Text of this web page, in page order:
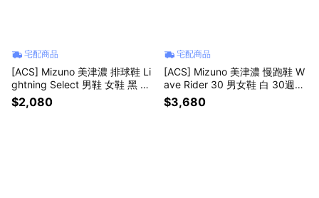
宅配商品
[ACS] Mizuno 美津濃 排球鞋 Li
ghtning Select 男鞋 女鞋 黑 包
覆 支撐 運動鞋 V1GA2670-82
$2,080
宅配商品
[ACS] Mizuno 美津濃 慢跑鞋 W
ave Rider 30 男女鞋 白 30週年
紀念 緩震 運動鞋 J1GU2623-82
$3,680